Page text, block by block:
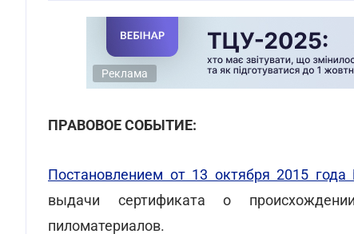
Реклама
ПРАВОВОЕ СОБЫТИЕ:
Постановлением от 13 октября 2015
выдачи сертификата о
пиломатериалов.